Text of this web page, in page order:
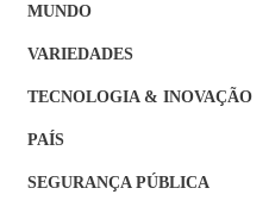
MUNDO
VARIEDADES
TECNOLOGIA & INOVAÇÃO
PAÍS
SEGURANÇA PÚBLICA